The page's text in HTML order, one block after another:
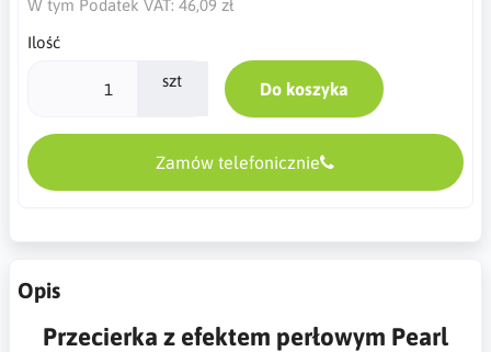
W tym Podatek VAT: 46,09 zł
Ilość
szt Do koszyka
Zamów telefonicznie
Opis
Przecierka z efektem perłowym Pearl